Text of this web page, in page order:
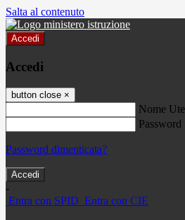
Salta al contenuto
Accedi
Accedi
button close ×
Nome
Password
Password dimenticata?
-
Entra con SPID Entra con CIE